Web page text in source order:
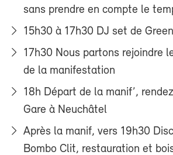
sans prendre en compte le
15h30 à 17h30 DJ set de
17h30 Nous partons rejoindre
de la manifestation
18h Départ de la manif’,
Gare à Neuchâtel
Après la manif, vers 19h30
Bombo Clit, restauration et